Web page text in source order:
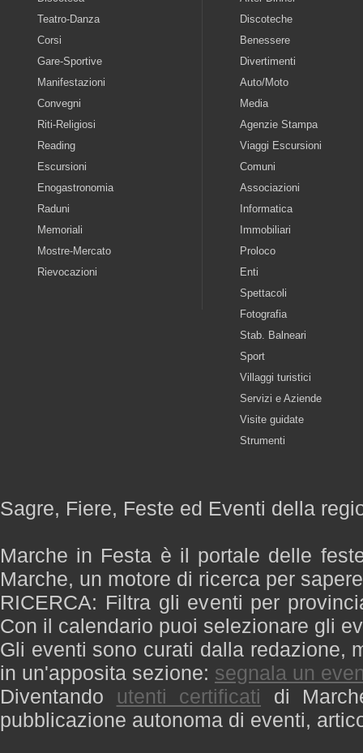
Teatro-Danza
Corsi
Gare-Sportive
Manifestazioni
Convegni
Riti-Religiosi
Reading
Escursioni
Enogastronomia
Raduni
Memoriali
Mostre-Mercato
Rievocazioni
Discoteche
Benessere
Divertimenti
Auto/Moto
Media
Agenzie Stampa
Viaggi Escursioni
Comuni
Associazioni
Informatica
Immobiliari
Proloco
Enti
Spettacoli
Fotografia
Stab. Balneari
Sport
Villaggi turistici
Servizi e Aziende
Visite guidate
Strumenti
Sagre, Fiere, Feste ed Eventi della
Marche in Festa è il portale delle
Marche, un motore di ricerca per
RICERCA: Filtra gli eventi per
Con il calendario puoi selezionare gli
Gli eventi sono curati dalla redazione,
in un'apposita sezione: segnala un
Diventando utenti certificati di
pubblicazione autonoma di eventi,